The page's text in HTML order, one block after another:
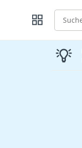
Suche